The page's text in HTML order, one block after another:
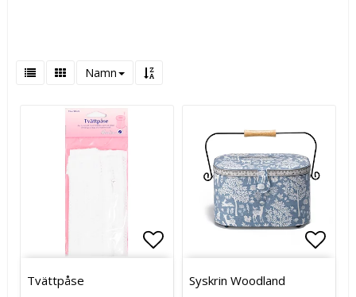
Namn
Lägg till i favoritlistan
Tvättpåse
Syskrin Woodland